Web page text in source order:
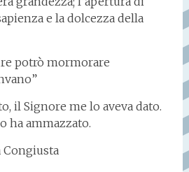
e la dolcezza della
potrò mormorare
il Signore me lo aveva dato.
ha ammazzato.
Congiusta